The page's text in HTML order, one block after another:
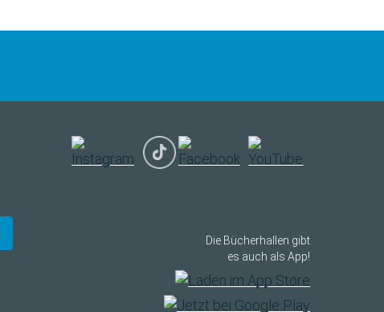
Die Bücherhallen gibt
es auch als App!